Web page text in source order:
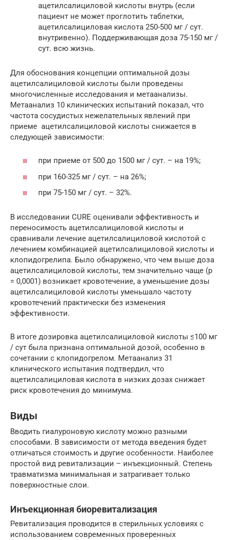
ацетилсалициловой кислоты внутрь (если
пациент не может проглотить таблетки,
ацетилсалициловая кислота 250-500 мг / сут.
внутривенно). Поддерживающая доза 75-150 мг /
сут. всю жизнь.
Для обоснования концепции оптимальной дозы
ацетилсалициловой кислоты были проведены
многочисленные исследования и метаанализы.
Метаанализ 10 клинических испытаний показал, что
частота сосудистых нежелательных явлений при
приеме ацетилсалициловой кислоты снижается в
следующей зависимости:
при приеме от 500 до 1500 мг / сут. – на 19%;
при 160-325 мг / сут. – на 26%;
при 75-150 мг / сут. – 32%.
В исследовании CURE оценивали эффективность и
переносимость ацетилсалициловой кислоты и
сравнивали лечение ацетилсалициловой кислотой с
лечением комбинацией ацетилсалициловой кислоты и
клопидогрелипа. Было обнаружено, что чем выше доза
ацетилсалициловой кислоты, тем значительно чаще (p
= 0,0001) возникает кровотечение, а уменьшение дозы
ацетилсалициловой кислоты уменьшало частоту
кровотечений практически без изменения
эффективности.
В итоге дозировка ацетилсалициловой кислоты ≤100 мг
/ сут была признана оптимальной дозой, особенно в
сочетании с клопидогрелом. Метаанализ 31
клинического испытания подтвердил, что
ацетилсалициловая кислота в низких дозах снижает
риск кровотечения до минимума.
Виды
Вводить гиалуроновую кислоту можно разными
способами. В зависимости от метода введения будет
отличаться стоимость и другие особенности. Наиболее
простой вид ревитализации – инъекционный. Степень
травматизма минимальная и затрагивает только
поверхностные слои.
Инъекционная биоревитализация
Ревитализация проводится в стерильных условиях с
использованием современных проверенных